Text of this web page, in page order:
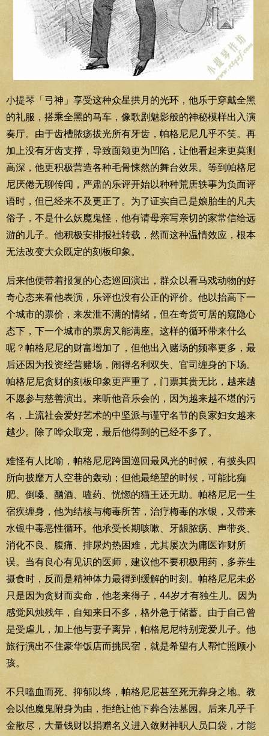
小提琴「弓神」享受这种众星拱月的光环，他乐于穿戴全黑
的礼服，搭乘全黑的马车，像歌剧魅影般的神秘模样出入演
奏厅。由于齿槽脓疡拔光所有牙齿，帕格尼尼几乎不笑。再
加上没有牙齿支撑，导致面颊更为凹陷，让他看起来更莫测
高深，他更积极营造各种毛骨悚然的舞台效果。等到帕格尼
尼厌倦无聊传闻，严肃的乐评开始以种种荒唐轶事为负面评
语时，但已经来不及更正了。为了证实自己是娘胎生的凡夫
俗子，不是什么妖魔鬼怪，他有请母亲写亲切的家常信给远
游的儿子。他积极安排报社转载，然而这种温情效应，根本
无法改变大众既定的刻板印象。
后来他便带着报复的心态巡回演出，群众以看马戏动物的好
奇心态来看他表演，乐评也没有公正的评价。他以抬高下一
个城市的票价，来发泄不满的情绪，但在奇货可居的窥隐心
态下，下一个城市的票房又能满座。这样的循环带来什么
呢？帕格尼尼的财富增加了，但他出入赌场的频率更多，最
后还因为投资经营赌场，闹得名利双失、官司缠身的下场。
帕格尼尼贪财的刻板印象更严重了，门票其贵无比，越来越
不愿参与慈善演出。来听他音乐会的，因为越来越不堪的污
名，上流社会爱好艺术的中坚派与谨守名节的良家妇女越来
越少。除了哗众取宠，最后他得到的已经不多了。
难怪有人比喻，帕格尼尼跨国巡回最风光的时候，有披头四
所向披靡万人空巷的轰动；但他最绝望的时候，可能比痴
肥、倒嗓、酗酒、嗑药、恍惚的猫王还无助。帕格尼尼一生
宿疾缠身，他为结核与梅毒所苦，治疗梅毒的水银，又带来
水银中毒恶性循环。他承受长期咳嗽、牙龈脓疡、声带炎、
消化不良、腹痛、排尿灼热困难，尤其屡次为庸医诈财所
误。当有良心有见识的医师，建议他不要积极用药，多养生
摄食时，反而是精神体力最得到缓解的时刻。帕格尼尼未必
只是因为贪财而卖命，他老来得子，44岁才有独生儿。因为
感觉风烛残年，自知来日不多，格外急于储蓄。由于自己曾
是受虐儿，加上他与妻子离异，帕格尼尼特别宠爱儿子。他
旅行演出不住豪华饭店而挑民宿，就是希望有人帮忙照顾小
孩。
不只嗑血而死、抑郁以终，帕格尼尼甚至死无葬身之地。教
会以他魔鬼附身为由，拒绝让他下葬合法墓园。后来几乎千
金散尽，大量钱财以捐赠名义进入敛财神职人员口袋，才能